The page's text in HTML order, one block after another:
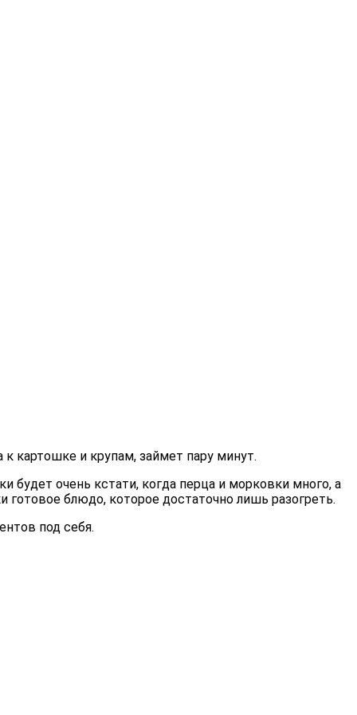
картошке и крупам, займет пару минут.
будет очень кстати, когда перца и морковки много, а
готовое блюдо, которое достаточно лишь разогреть.
под себя.